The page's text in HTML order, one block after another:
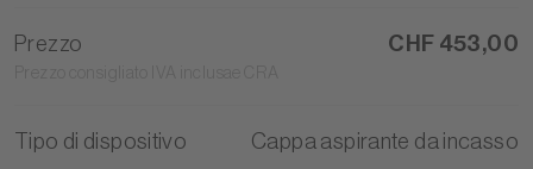
Prezzo CHF 453,00
Tipo di dispositivo Cappa aspirante da incasso